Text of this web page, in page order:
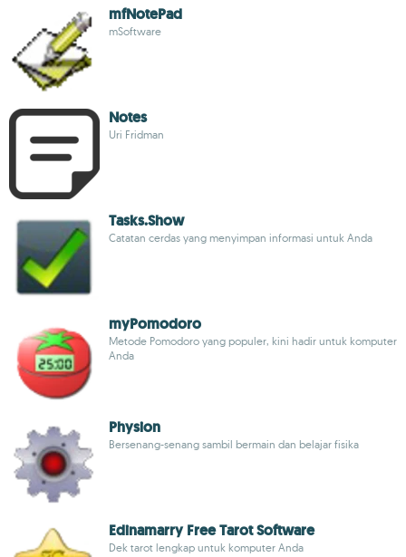
mfNotePad
mSoftware
Notes
Uri Fridman
Tasks.Show
Catatan cerdas yang menyimpan informasi untuk Anda
myPomodoro
Metode Pomodoro yang populer, kini hadir untuk komputer
Anda
Physion
Bersenang-senang sambil bermain dan belajar fisika
Edinamarry Free Tarot Software
Dek tarot lengkap untuk komputer Anda